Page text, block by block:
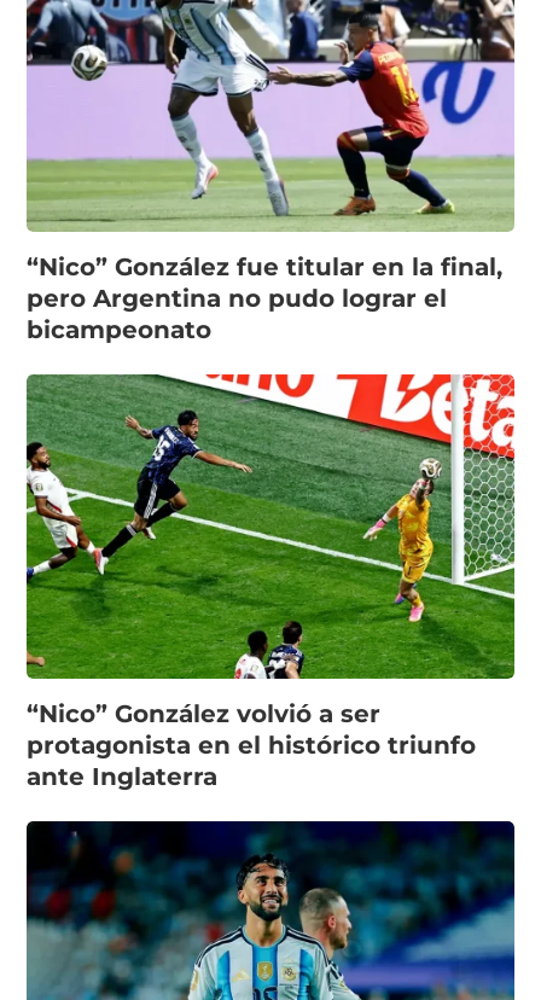
“Nico” González fue titular en la final,
pero Argentina no pudo lograr el
bicampeonato
“Nico” González volvió a ser
protagonista en el histórico triunfo
ante Inglaterra